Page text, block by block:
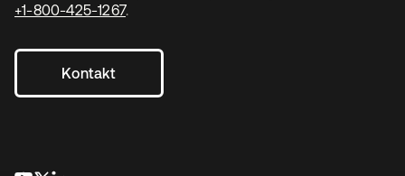
+1-800-425-1267.
Kontakt